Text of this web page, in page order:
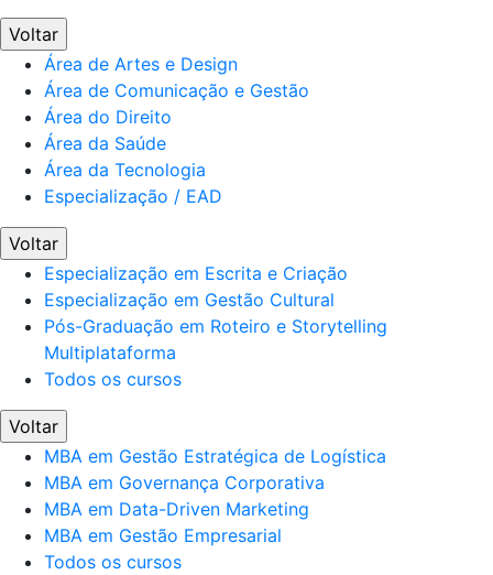
Voltar
Área de Artes e Design
Área de Comunicação e Gestão
Área do Direito
Área da Saúde
Área da Tecnologia
Especialização / EAD
Voltar
Especialização em Escrita e Criação
Especialização em Gestão Cultural
Pós-Graduação em Roteiro e Storytelling
Multiplataforma
Todos os cursos
Voltar
MBA em Gestão Estratégica de Logística
MBA em Governança Corporativa
MBA em Data-Driven Marketing
MBA em Gestão Empresarial
Todos os cursos